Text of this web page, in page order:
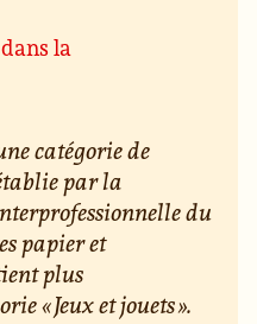
la
catégorie de
par la
du
papier et
plus
« Jeux et jouets ».